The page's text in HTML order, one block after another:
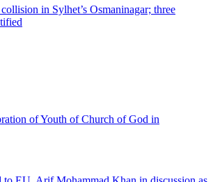
in Sylhet’s Osmaninagar; three
of Youth of Church of God in